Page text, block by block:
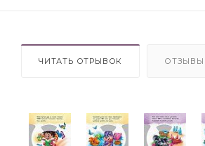
ЧИТАТЬ ОТРЫВОК ОТЗЫВЫ